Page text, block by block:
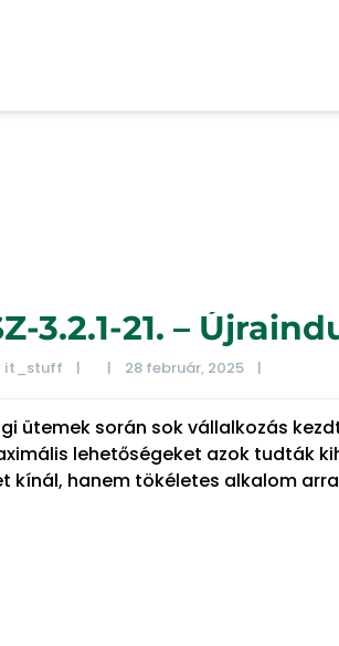
3.2.1-21. –
it_stuff | | 28 február, 2025 |
ütemek során sok vállalkozás
lehetőségeket azok tudták
kínál, hanem tökéletes alkalom